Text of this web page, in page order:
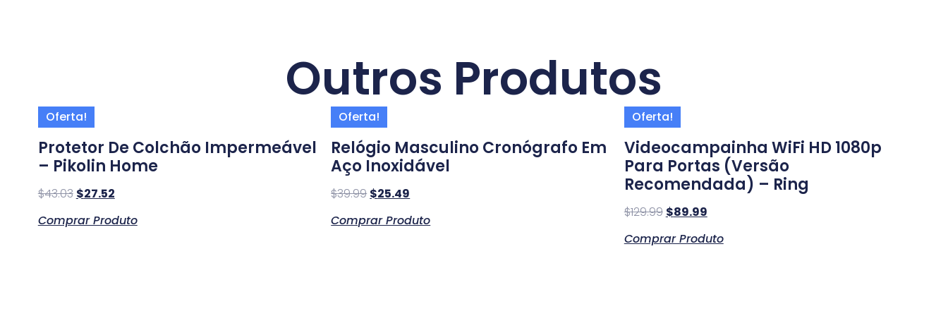
Outros Produtos
Oferta!
Protetor De Colchão Impermeável
– Pikolin Home
$43.03 $27.52
Comprar Produto
Oferta!
Relógio Masculino Cronógrafo Em
Aço Inoxidável
$39.99 $25.49
Comprar Produto
Oferta!
Videocampainha WiFi HD 1080p
Para Portas (Versão
Recomendada) – Ring
$129.99 $89.99
Comprar Produto